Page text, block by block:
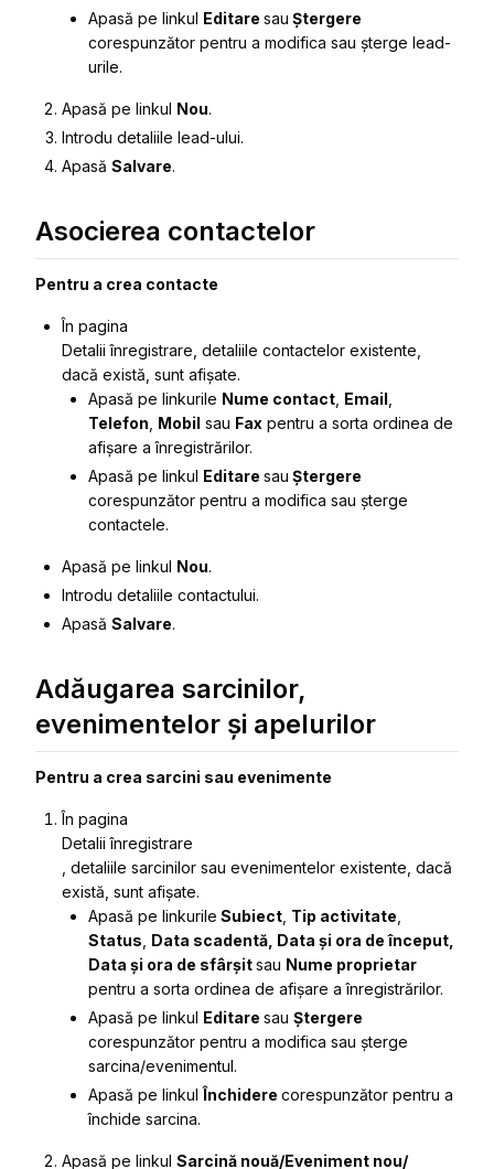
Apasă pe linkul Editare sau Ștergere
corespunzător pentru a modifica sau șterge lead-
urile.
Apasă pe linkul Nou.
Introdu detaliile lead-ului.
Apasă Salvare.
Asocierea contactelor
Pentru a crea contacte
În pagina
Detalii înregistrare , detaliile contactelor existente,
dacă există, sunt afișate.
Apasă pe linkurile Nume contact Email
Telefon Mobil sau Fax pentru a sorta ordinea de
afișare a înregistrărilor.
Apasă pe linkul Editare sau Ștergere
corespunzător pentru a modifica sau șterge
contactele.
Apasă pe linkul Nou.
Introdu detaliile contactului.
Apasă Salvare.
Adăugarea sarcinilor,
evenimentelor și apelurilor
Pentru a crea sarcini sau evenimente
În pagina
Detalii înregistrare
, detaliile sarcinilor sau evenimentelor existente, dacă
există, sunt afișate.
Apasă pe linkurile Subiect Tip activitate
Status Data scadentă, Data și ora de început,
Data și ora de sfârșitsau Nume proprietar
pentru a sorta ordinea de afișare a înregistrărilor.
Apasă pe linkul Editare sau Ștergere
corespunzător pentru a modifica sau șterge
sarcina/evenimentul.
Apasă pe linkulÎnchidere corespunzător pentru a
închide sarcina.
Apasă pe linkul Sarcină nouă/Eveniment nou/